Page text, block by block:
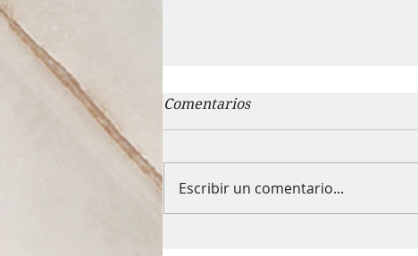
Comentarios
Escribir un comentario...